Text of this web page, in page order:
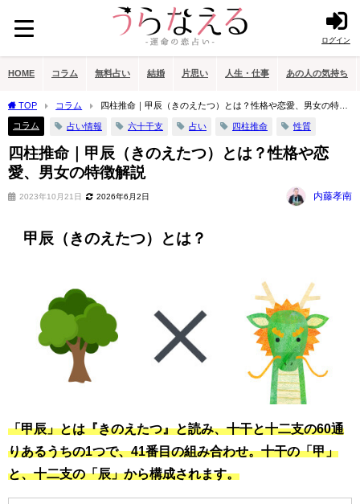
ログイン
HOME コラム 無料占い 結婚 片思い 人生・仕事 あの人の気持ち
TOP コラム
四柱推命｜甲辰（きのえたつ）とは？性格や恋愛、男女の特徴
解説
コラム 占い情報 六十干支 占い 四柱推命 性質
四柱推命｜甲辰（きのえたつ）とは？性格や恋
愛、男女の特徴解説
2023年10月21日 2026年6月2日 内藤孝南
甲辰（きのえたつ）とは？
「甲辰」とは『きのえたつ』と読み、十干と十二支の60通
りあるうちの1つで、41番目の組み合わせ。十干の「甲」
と、十二支の「辰」から構成されます。